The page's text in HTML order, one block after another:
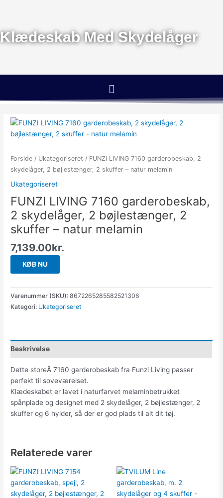
Klædeskab Med Skydelåger
Menu
Forside / Ukategoriseret / FUNZI LIVING 7160 garderobeskab, 2
skydelåger, 2 bøjlestænger, 2 skuffer – natur melamin
Ukategoriseret
FUNZI LIVING 7160 garderobeskab,
2 skydelåger, 2 bøjlestænger, 2
skuffer – natur melamin
7,139.00kr.
KØB NU
Varenummer (SKU):8672265285582521306
Kategori: Ukategoriseret
Beskrivelse
Dette storeÂ 7160 garderobeskab fra Funzi Living passer
perfekt til soveværelset.
Klædeskabet er lavet i naturfarvet melaminbetrukket
spånplade og designet med 2 skydelåger, 2 bøjlestænger, 2
skuffer og 6 hylder, så der er god plads til alt dit tøj.
Relaterede varer